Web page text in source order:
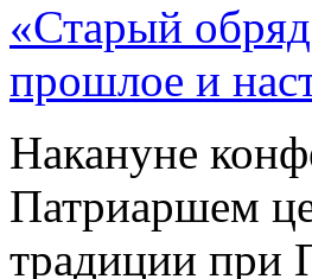
«Старый
прошлое и
Накануне
Патриаршем
традиции при